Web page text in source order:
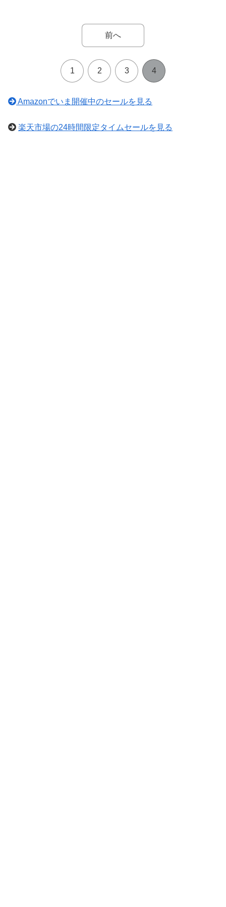
前へ
1 2 3 4
Amazonでいま開催中のセールを見る
楽天市場の24時間限定タイムセールを見る